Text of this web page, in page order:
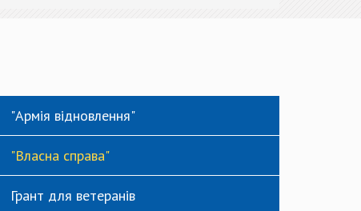
"Армія відновлення"
"Власна справа"
Грант для ветеранів